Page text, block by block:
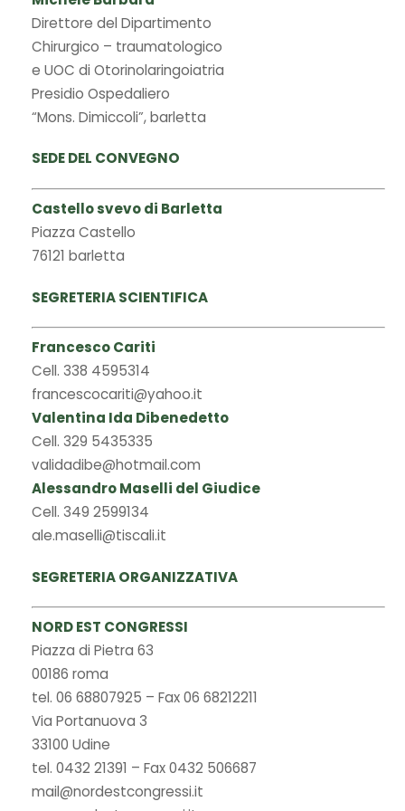
Direttore del Dipartimento
Chirurgico – traumatologico
e UOC di Otorinolaringoiatria
Presidio Ospedaliero
“Mons. Dimiccoli”, barletta
SEDE DEL CONVEGNO
Castello svevo di Barletta
Piazza Castello
76121 barletta
SEGRETERIA SCIENTIFICA
Francesco Cariti
Cell. 338 4595314
francescocariti@yahoo.it
Valentina Ida Dibenedetto
Cell. 329 5435335
validadibe@hotmail.com
Alessandro Maselli del Giudice
Cell. 349 2599134
ale.maselli@tiscali.it
SEGRETERIA ORGANIZZATIVA
NORD EST CONGRESSI
Piazza di Pietra 63
00186 roma
tel. 06 68807925 – Fax 06 68212211
Via Portanuova 3
33100 Udine
tel. 0432 21391 – Fax 0432 506687
mail@nordestcongressi.it